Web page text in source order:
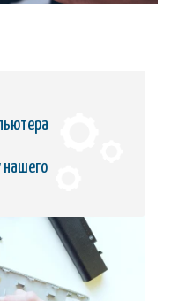
нашего